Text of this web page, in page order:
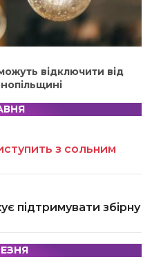
відключити від
з сольним
підтримувати збірну